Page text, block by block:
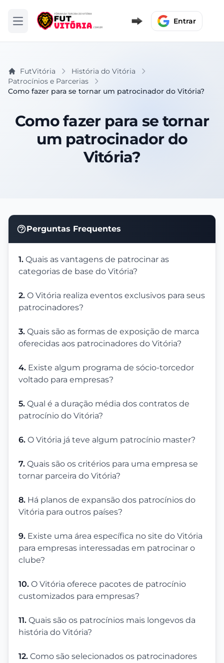
Abrir menu Entrar
FutVitória
História do Vitória
Patrocínios e Parcerias
Como fazer para se tornar um patrocinador do Vitória?
Como fazer para se tornar
um patrocinador do
Vitória?
Perguntas Frequentes
1. Quais as vantagens de patrocinar as
categorias de base do Vitória?
2. O Vitória realiza eventos exclusivos para seus
patrocinadores?
3. Quais são as formas de exposição de marca
oferecidas aos patrocinadores do Vitória?
4. Existe algum programa de sócio-torcedor
voltado para empresas?
5. Qual é a duração média dos contratos de
patrocínio do Vitória?
6. O Vitória já teve algum patrocínio master?
7. Quais são os critérios para uma empresa se
tornar parceira do Vitória?
8. Há planos de expansão dos patrocínios do
Vitória para outros países?
9. Existe uma área específica no site do Vitória
para empresas interessadas em patrocinar o
clube?
10. O Vitória oferece pacotes de patrocínio
customizados para empresas?
11. Quais são os patrocínios mais longevos da
história do Vitória?
12. Como são selecionados os patrocinadores